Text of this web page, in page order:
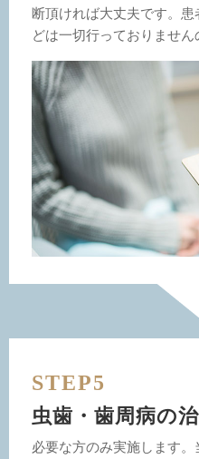
断頂ければ大丈夫です。
どは一切行っておりません
STEP5
虫歯・歯周病の
必要な方のみ実施します。